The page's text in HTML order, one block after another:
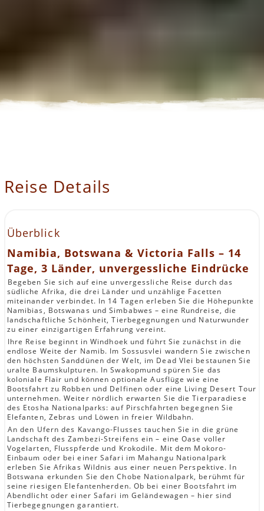
Reise Details
Überblick
Namibia, Botswana & Victoria Falls – 14
Tage, 3 Länder, unvergessliche Eindrücke
Begeben Sie sich auf eine unvergessliche Reise durch das
südliche Afrika, die drei Länder und unzählige Facetten
miteinander verbindet. In 14 Tagen erleben Sie die Höhepunkte
Namibias, Botswanas und Simbabwes – eine Rundreise, die
landschaftliche Schönheit, Tierbegegnungen und Naturwunder
zu einer einzigartigen Erfahrung vereint.
Ihre Reise beginnt in Windhoek und führt Sie zunächst in die
endlose Weite der Namib. Im Sossusvlei wandern Sie zwischen
den höchsten Sanddünen der Welt, im Dead Vlei bestaunen Sie
uralte Baumskulpturen. In Swakopmund spüren Sie das
koloniale Flair und können optionale Ausflüge wie eine
Bootsfahrt zu Robben und Delfinen oder eine Living Desert Tour
unternehmen. Weiter nördlich erwarten Sie die Tierparadiese
des Etosha Nationalparks: auf Pirschfahrten begegnen Sie
Elefanten, Zebras und Löwen in freier Wildbahn.
An den Ufern des Kavango-Flusses tauchen Sie in die grüne
Landschaft des Zambezi-Streifens ein – eine Oase voller
Vogelarten, Flusspferde und Krokodile. Mit dem Mokoro-
Einbaum oder bei einer Safari im Mahangu Nationalpark
erleben Sie Afrikas Wildnis aus einer neuen Perspektive. In
Botswana erkunden Sie den Chobe Nationalpark, berühmt für
seine riesigen Elefantenherden. Ob bei einer Bootsfahrt im
Abendlicht oder einer Safari im Geländewagen – hier sind
Tierbegegnungen garantiert.